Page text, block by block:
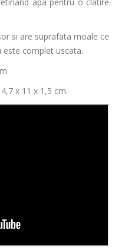
si are suprafata moale ce
este complet uscata.
x 11 x 1,5 cm.